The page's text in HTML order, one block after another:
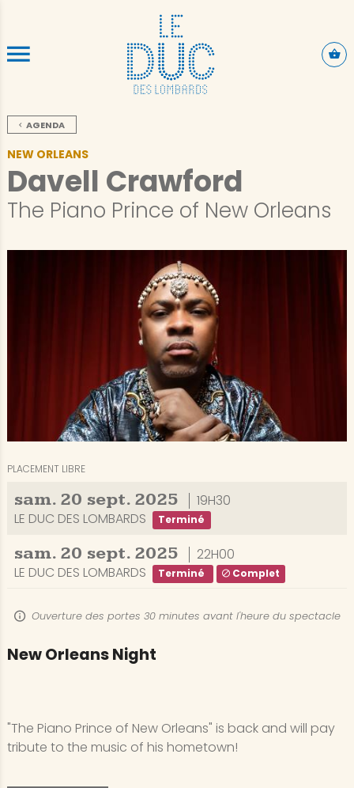
ALLER AU CONTENU PRINCIPAL
AGENDA
NEW ORLEANS
Davell Crawford
The Piano Prince of New Orleans
PLACEMENT LIBRE
sam. 20 sept. 2025
19H30
LE DUC DES LOMBARDS
Terminé
sam. 20 sept. 2025
22H00
LE DUC DES LOMBARDS
Terminé Complet
Ouverture des portes 30 minutes avant l'heure du spectacle
New Orleans Night
"The Piano Prince of New Orleans" is back and will pay
tribute to the music of his hometown!